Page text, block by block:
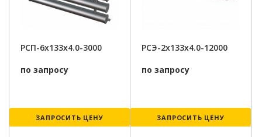
РСП-6x133x4.0-3000
по запросу
ЗАПРОСИТЬ ЦЕНУ
РСЭ-2x133x4.0-12000
по запросу
ЗАПРОСИТЬ ЦЕНУ